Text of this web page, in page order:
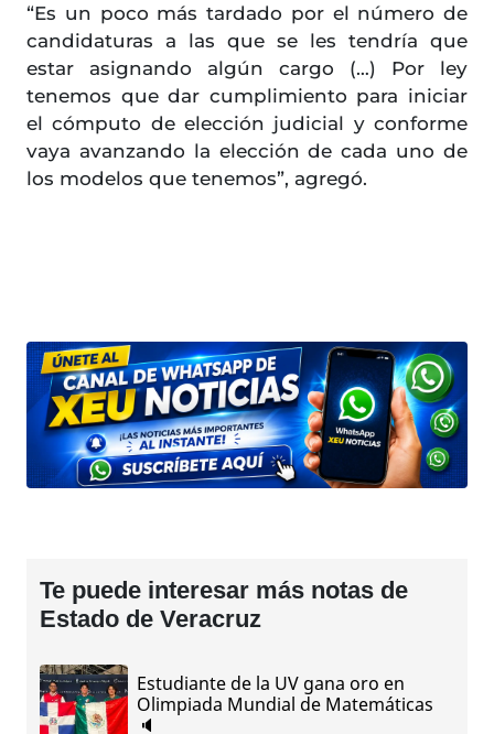
“Es un poco más tardado por el número de
candidaturas a las que se les tendría que
estar asignando algún cargo (…) Por ley
tenemos que dar cumplimiento para iniciar
el cómputo de elección judicial y conforme
vaya avanzando la elección de cada uno de
los modelos que tenemos”, agregó.
Te puede interesar más notas de
Estado de Veracruz
Estudiante de la UV gana oro en
Olimpiada Mundial de Matemáticas
🔈